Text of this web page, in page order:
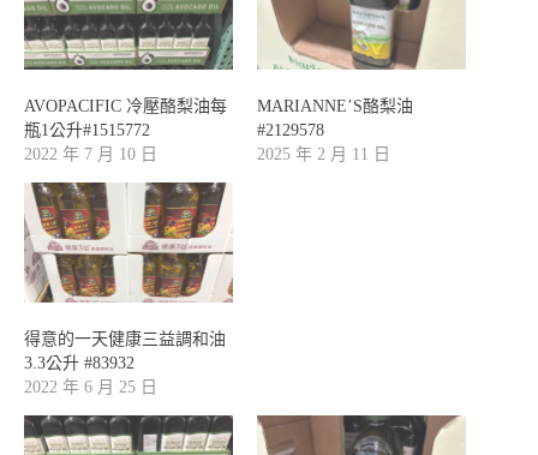
AVOPACIFIC 冷壓酪梨油每
瓶1公升#1515772
2022 年 7 月 10 日
MARIANNE’S酪梨油
#2129578
2025 年 2 月 11 日
得意的一天健康三益調和油
3.3公升 #83932
2022 年 6 月 25 日